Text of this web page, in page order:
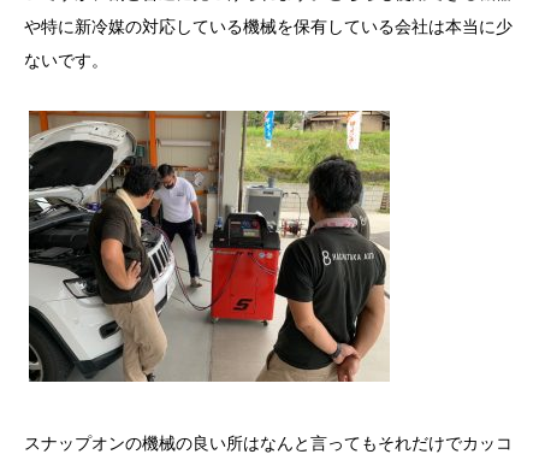
や特に新冷媒の対応している機械を保有している会社は本当に少
ないです。
スナップオンの機械の良い所はなんと言ってもそれだけでカッコ